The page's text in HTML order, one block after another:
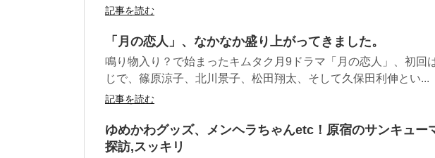
記事を読む
「月の恋人」、なかなか盛り上がってきました。
鳴り物入り？で始まったキムタク月9ドラマ「月の恋人」、初回
じで、篠原涼子、北川景子、松田翔太、そして久保田利伸とい...
記事を読む
ゆめかわグッズ、メンヘラちゃんetc！原宿のサンキュー
探訪,スッキリ